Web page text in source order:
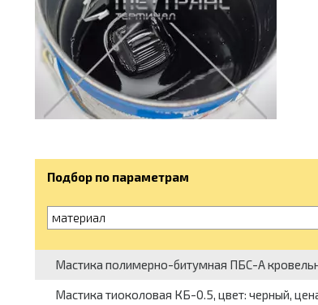
Подбор по параметрам
материал
Мастика полимерно-битумная ПБС-А
Мастика тиоколовая КБ-0.5, цвет: черный,